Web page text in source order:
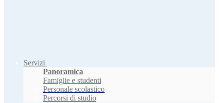
Servizi
Panoramica
Famiglie e studenti
Personale scolastico
Percorsi di studio